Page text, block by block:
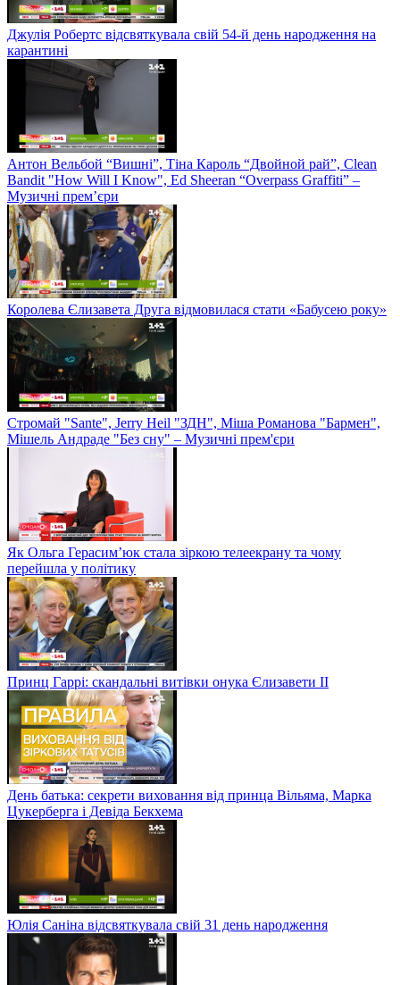
Джулія Робертс відсвяткувала свій 54-й день народження на
карантині
Антон Вельбой “Вишні”, Тіна Кароль “Двойной рай”, Clean
Bandit "How Will I Know", Ed Sheeran “Overpass Graffiti” –
Музичні прем’єри
Королева Єлизавета Друга відмовилася стати «Бабусею року»
Стромай "Sante", Jerry Heil "ЗДН", Міша Романова "Бармен",
Мішель Андраде "Без сну" – Музичні прем'єри
Як Ольга Герасим’юк стала зіркою телеекрану та чому
перейшла у політику
Принц Гаррі: скандальні витівки онука Єлизавети II
День батька: секрети виховання від принца Вільяма, Марка
Цукерберга і Девіда Бекхема
Юлія Саніна відсвяткувала свій 31 день народження